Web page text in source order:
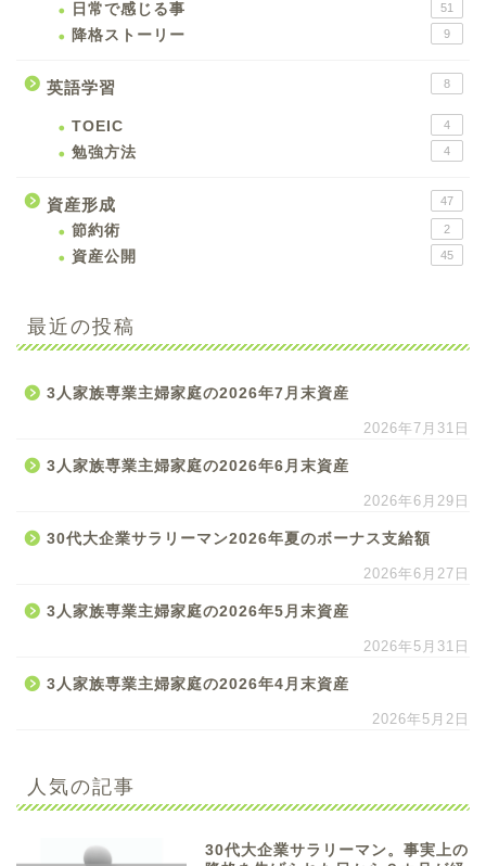
日常で感じる事 51
降格ストーリー 9
英語学習 8
TOEIC 4
勉強方法 4
資産形成 47
節約術 2
資産公開 45
最近の投稿
3人家族専業主婦家庭の2026年7月末資産
2026年7月31日
3人家族専業主婦家庭の2026年6月末資産
2026年6月29日
30代大企業サラリーマン2026年夏のボーナス支給額
2026年6月27日
3人家族専業主婦家庭の2026年5月末資産
2026年5月31日
3人家族専業主婦家庭の2026年4月末資産
2026年5月2日
人気の記事
30代大企業サラリーマン。事実上の